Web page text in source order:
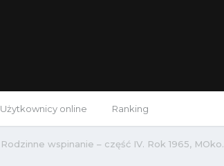
Użytkownicy online Ranking
Rodzinne wspinanie – część IV. Rok 1965, MOko.